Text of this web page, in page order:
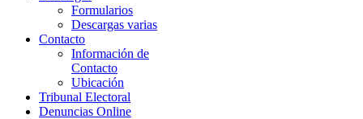
Formularios
Descargas varias
Contacto
Información de
Contacto
Ubicación
Tribunal Electoral
Denuncias Online